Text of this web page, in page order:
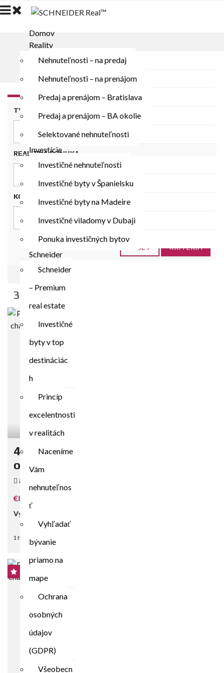
Domov
Reality
Nehnuteľnosti – na predaj
Nehnuteľnosti – na prenájom
Predaj a prenájom – Bratislava
Predaj a prenájom – BA okolie
Selektované nehnuteľnosti
Investície
Investičné nehnuteľnosti
Investičné byty v Španielsku
Investičné byty na Madeire
Investičné viladomy v Dubaji
Ponuka investičných bytov
Schneider
Schneider
– Premium
real estate
Investičné
byty v top
destináciác
h
Princíp
excelentnosti
v realitách
Naceníme
Vám
nehnuteľnos
ť
Vyhľadať
bývanie
priamo na
mape
Ochrana
osobných
údajov
(GDPR)
Všeobecn
NAJVÄČŠÍ GOLF V SR
TYP NEHNUTEĽNOSTI
Typ Nehnuteľnosti
REALITNÁ PONUKA
KONEČNÁ CENA
RESET KRITÉRIÁ
3 REALITNÝCH PONÚK
4153m2 pozemok Bernolákovo, pri
obci
Muškátová, 900 27 Bernolákovo, Slovensko
€83.000
Výmera:
1 týždeň dozadu